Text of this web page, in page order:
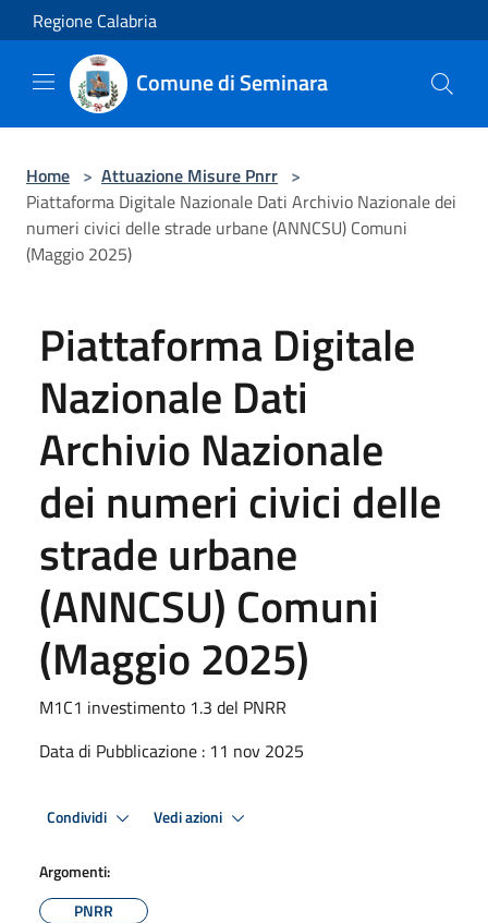
Salta al contenuto principale
Regione Calabria
Comune di Seminara
Home > Attuazione Misure Pnrr >
Piattaforma Digitale Nazionale Dati Archivio Nazionale dei
numeri civici delle strade urbane (ANNCSU) Comuni
(Maggio 2025)
Piattaforma Digitale
Nazionale Dati
Archivio Nazionale
dei numeri civici delle
strade urbane
(ANNCSU) Comuni
(Maggio 2025)
M1C1 investimento 1.3 del PNRR
Data di Pubblicazione : 11 nov 2025
Condividi Vedi azioni
Argomenti:
PNRR